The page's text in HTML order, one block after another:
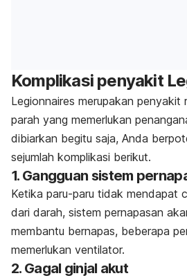
Komplikasi penyakit
Legionnaires merupakan penyakit
parah yang memerlukan
dibiarkan begitu saja, Anda
sejumlah komplikasi berikut.
1. Gangguan sistem
Ketika paru-paru tidak mendapat
dari darah, sistem pernapasan
membantu bernapas, beberapa
memerlukan ventilator.
2. Gagal ginjal akut